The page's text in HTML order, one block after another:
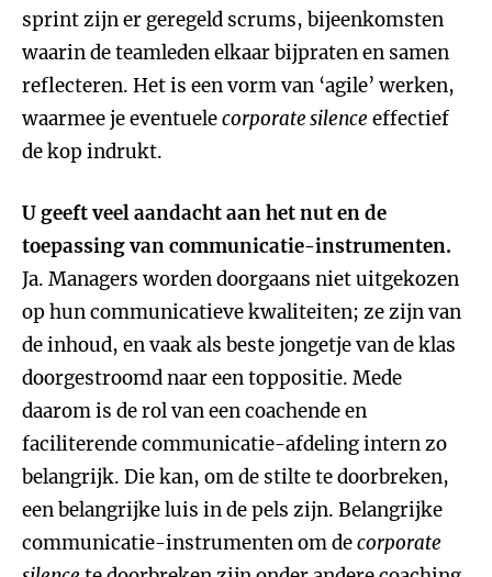
sprint zijn er geregeld scrums, bijeenkomsten
waarin de teamleden elkaar bijpraten en samen
reflecteren. Het is een vorm van ‘agile’ werken,
waarmee je eventuelecorporate silence effectief
de kop indrukt.
U geeft veel aandacht aan het nut en de
toepassing van communicatie-instrumenten.
Ja. Managers worden doorgaans niet uitgekozen
op hun communicatieve kwaliteiten; ze zijn van
de inhoud, en vaak als beste jongetje van de klas
doorgestroomd naar een toppositie. Mede
daarom is de rol van een coachende en
faciliterende communicatie-afdeling intern zo
belangrijk. Die kan, om de stilte te doorbreken,
een belangrijke luis in de pels zijn. Belangrijke
communicatie-instrumenten om decorporate